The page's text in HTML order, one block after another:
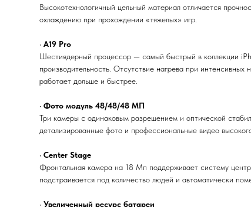
Высокотехнологичный цельный материал отличается
охлаждению при прохождении «тяжелых» игр.
• A19 Pro
Шестиядерный процессор — самый быстрый в коллекции
производительность. Отсутствие нагрева при
работает дольше и быстрее.
• Фото модуль 48/48/48 МП
Три камеры с одинаковым разрешением и оптической
детализированные фото и профессиональные видео
• Center Stage
Фронтальная камера на 18 Мп поддерживает систему
подстраивается под количество людей и автоматически
• Увеличенный ресурс батареи